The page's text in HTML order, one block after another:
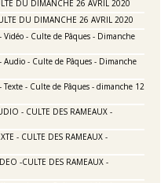
DU DIMANCHE 26 AVRIL 2020
DU DIMANCHE 26 AVRIL 2020
Vidéo - Culte de Pâques - Dimanche
Audio - Culte de Pâques - Dimanche
- Culte de Pâques - dimanche 12
- CULTE DES RAMEAUX -
- CULTE DES RAMEAUX -
-CULTE DES RAMEAUX -